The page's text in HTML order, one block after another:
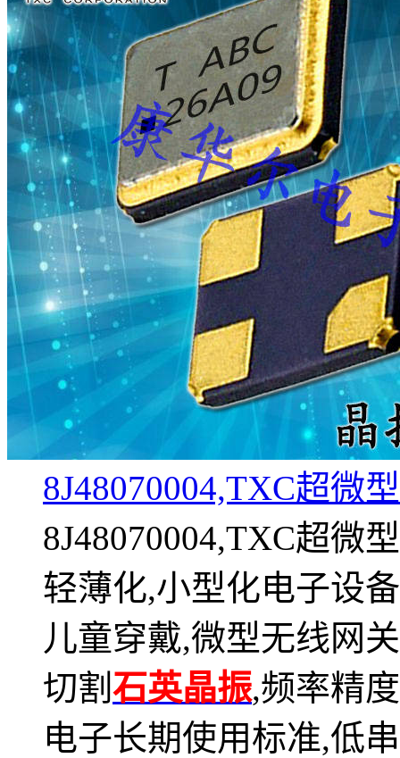
8J48070004,TXC超微
8J48070004,TXC超微
轻薄化,小型化电子设
儿童穿戴,微型无线网
切割 石英晶振,频率精
电子长期使用标准,低